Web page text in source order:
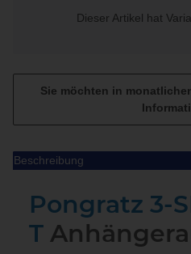
Dieser Artikel hat
Sie möchten in
Beschreibung
Pongratz 3-
T